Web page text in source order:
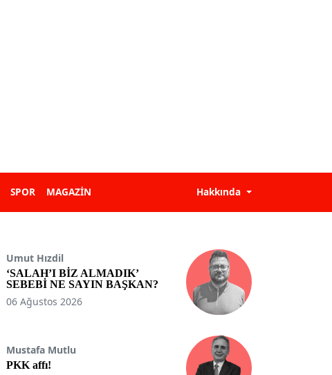
SPOR MAGAZİN Hakkında
Umut Hızdil
‘SALAH’I BİZ ALMADIK’
SEBEBİ NE SAYIN BAŞKAN?
06 Ağustos 2026
Mustafa Mutlu
PKK affı!